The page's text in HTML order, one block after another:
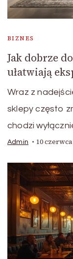
BIZNES
Jak dobrze
ułatwiają
Wraz z
sklepy często
chodzi
Admin 10 czerwca